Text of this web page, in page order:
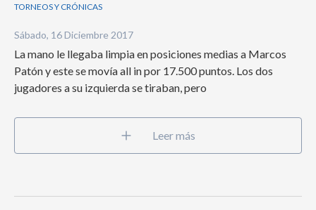
TORNEOS Y CRÓNICAS
Sábado, 16 Diciembre 2017
La mano le llegaba limpia en posiciones medias a Marcos
Patón y este se movía all in por 17.500 puntos. Los dos
jugadores a su izquierda se tiraban, pero
Leer más